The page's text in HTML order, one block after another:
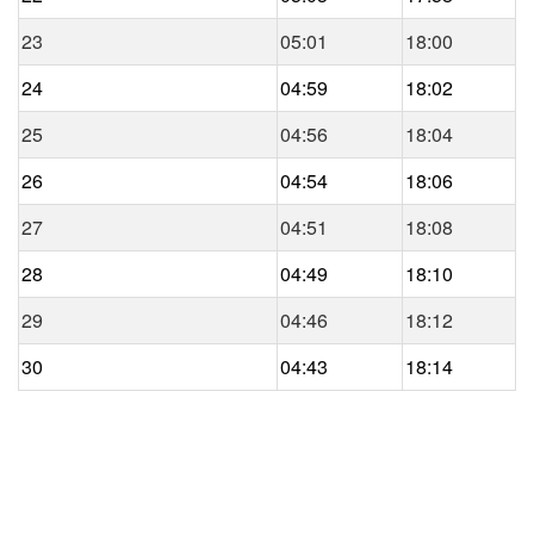
23
05:01
18:00
24
04:59
18:02
25
04:56
18:04
26
04:54
18:06
27
04:51
18:08
28
04:49
18:10
29
04:46
18:12
30
04:43 18:14